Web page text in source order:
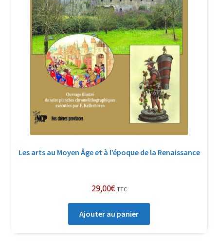
Panier
Politique de confidentialité et cookies
Qui sommes-nous ?
Soutien à Philippe Randa
Suivi de la Commande
Les arts au Moyen Âge et à l’époque de la Renaissance
29,00€ TTC
Ajouter au panier